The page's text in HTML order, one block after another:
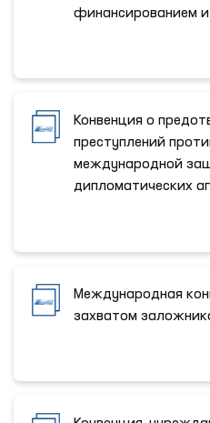
финансированием и
Конвенция о
преступлений
международной
дипломатических
Международная
захватом